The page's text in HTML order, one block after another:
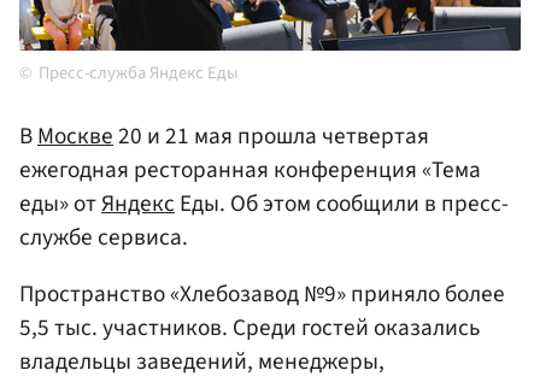
Пресс-служба Яндекс Еды
ВМоскве20 и 21 мая прошла четвертая
ежегодная ресторанная конференция «Тема
еды» отЯндексЕды. Об этом сообщили в пресс-
службе сервиса.
Пространство «Хлебозавод №9» приняло более
5,5 тыс. участников. Среди гостей оказались
владельцы заведений, менеджеры,